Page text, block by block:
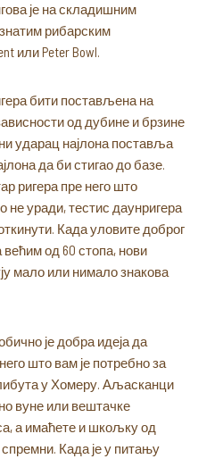
је на складишним
рибарским
или Peter Bowl.
бити постављена на
од дубине и брзине
ударац најлона поставља
да би стигао до базе.
ригера пре него што
не уради, тестис даунригера
Када уловите доброг
од 60 стопа, нови
мало или нимало знакова
је добра идеја да
што вам је потребно за
у Хомеру. Аљасканци
вуне или вештачке
а имаћете и шкољку од
Када је у питању